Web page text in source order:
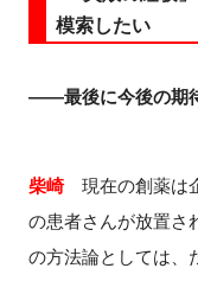
模索したい
――最後に今後の期
柴崎現在の創薬は
の患者さんが放置さ
の方法論としては、